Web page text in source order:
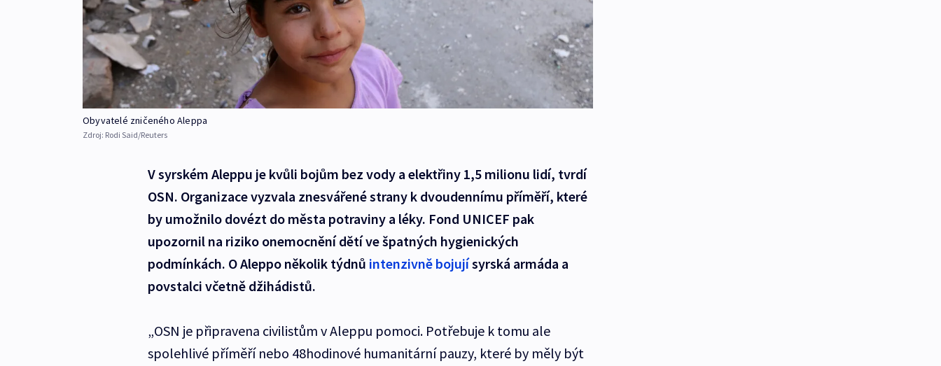
Obyvatelé zničeného Aleppa
Zdroj: Rodi Said/Reuters
V syrském Aleppu je kvůli bojům bez vody a elektřiny 1,5 milionu lidí, tvrdí
OSN. Organizace vyzvala znesvářené strany k dvoudennímu příměří, které
by umožnilo dovézt do města potraviny a léky. Fond UNICEF pak
upozornil na riziko onemocnění dětí ve špatných hygienických
podmínkách. O Aleppo několik týdnů intenzivně bojujísyrská armáda a
povstalci včetně džihádistů.
„OSN je připravena civilistům v Aleppu pomoci. Potřebuje k tomu ale
spolehlivé příměří nebo 48hodinové humanitární pauzy, které by měly být